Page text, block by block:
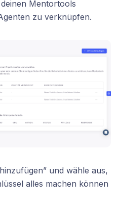
Mentortools
zu verknüpfen.
und wähle aus,
alles machen können